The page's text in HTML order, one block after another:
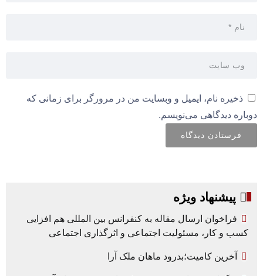
ذخیره نام، ایمیل و وبسایت من در مرورگر برای زمانی که
دوباره دیدگاهی می‌نویسم.
پیشنهاد ویژه
فراخوان ارسال مقاله به کنفرانس بین المللی هم افزایی
کسب و کار، مسئولیت اجتماعی و اثرگذاری اجتماعی
آخرین کامیت؛بدرود ماهان ملک آرا